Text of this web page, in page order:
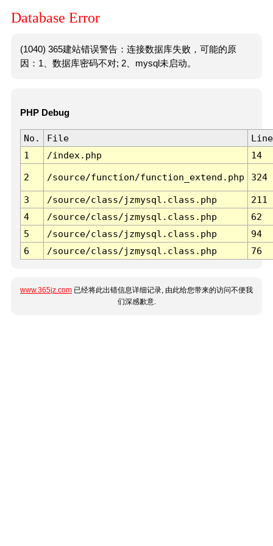
Database Error
(1040) 365建站错误警告：连接数据库失败，可能的原
因：1、数据库密码不对; 2、mysql未启动。
PHP Debug
No. File
Line
1
/index.php 14
2 /source/function/function_extend.php 324
3 /source/class/jzmysql.class.php
211
4
/source/class/jzmysql.class.php
62
5
/source/class/jzmysql.class.php
94
6
/source/class/jzmysql.class.php 76
www.365jz.com 已经将此出错信息详细记录, 由此给您带来的访问不便我
们深感歉意.